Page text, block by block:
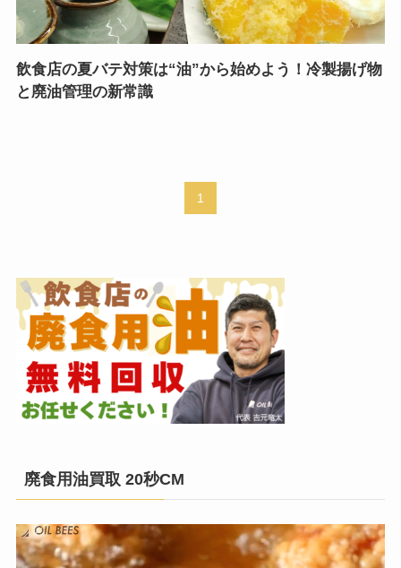
飲食店の夏バテ対策は“油”から始めよう！冷製揚げ物
と廃油管理の新常識
1
廃食用油買取 20秒CM
動
画